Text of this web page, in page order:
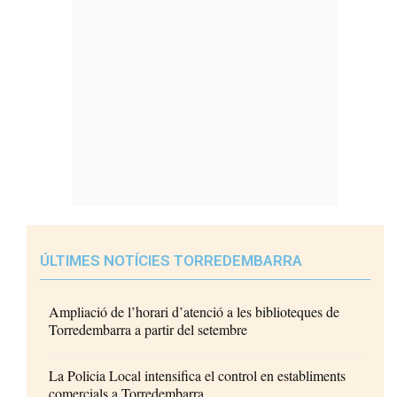
ÚLTIMES NOTÍCIES TORREDEMBARRA
Ampliació de l’horari d’atenció a les biblioteques de
Torredembarra a partir del setembre
La Policia Local intensifica el control en establiments
comercials a Torredembarra